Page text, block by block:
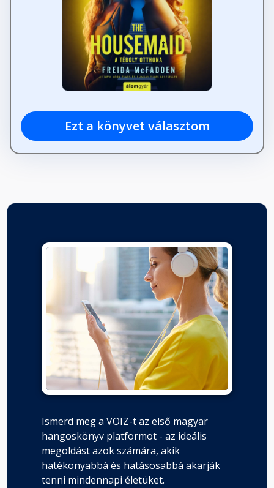
Negyvennyolc
Fejezet hossza: 00:13:56
Negyvenkilenc
Fejezet hossza: 00:07:41
III. rész: Ötvenegy - Millie
Ötvenhárom - Nina
Fejezet hossza: 00:03:47
Ötvennégy - Millie
Fejezet hossza: 00:09:59
Ötvenöt - Millie
Fejezet hossza: 00:05:35
Ötvenhat - Nina
Ezt a könyvet választom
Ismerd meg a VOIZ-t az első magyar
hangoskönyv platformot - az ideális
megoldást azok számára, akik
hatékonyabbá és hatásosabbá akarják
tenni mindennapi életüket.